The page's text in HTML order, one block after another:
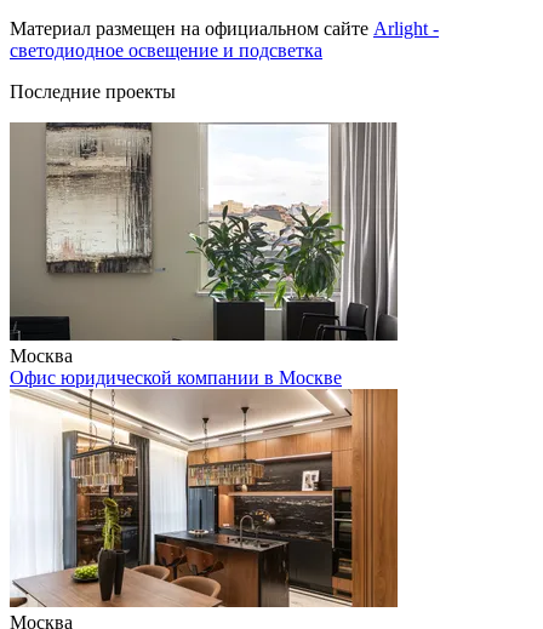
Материал размещен на официальном сайте Arlight -
светодиодное освещение и подсветка
Последние проекты
Москва
Офис юридической компании в Москве
Москва